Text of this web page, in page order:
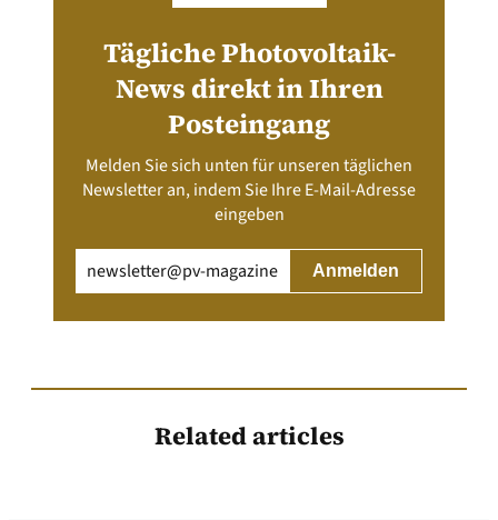
Tägliche Photovoltaik-
News direkt in Ihren
Posteingang
Melden Sie sich unten für unseren täglichen
Newsletter an, indem Sie Ihre E-Mail-Adresse
eingeben
(erforderlich)
Related articles